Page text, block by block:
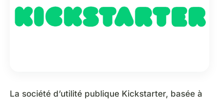
La société d’utilité publique Kickstarter, basée à